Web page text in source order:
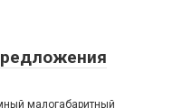
малогабаритный